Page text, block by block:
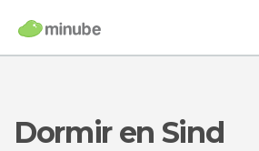
Dormir en Sind